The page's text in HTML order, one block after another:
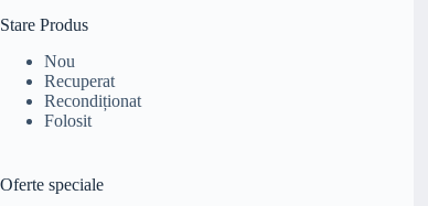
Stare Produs
Nou
Recuperat
Recondiționat
Folosit
Oferte speciale